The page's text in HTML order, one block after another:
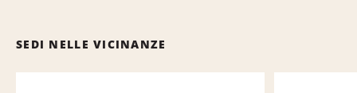
SEDI NELLE VICINANZE